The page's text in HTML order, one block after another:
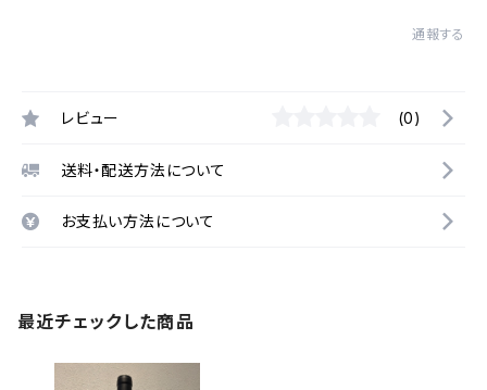
通報する
レビュー (0)
送料・配送方法について
お支払い方法について
最近チェックした商品